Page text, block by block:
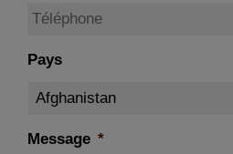
Pays
Message *